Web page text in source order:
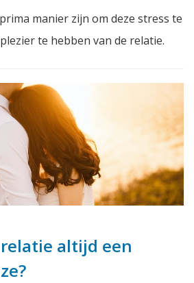
manier zijn om deze stress te
te hebben van de relatie.
relatie altijd een